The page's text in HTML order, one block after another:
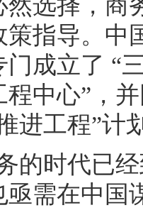
然选择，商
策指导。中
成立了 “
中心”，
进工程”计
时代已经
亟需在中国